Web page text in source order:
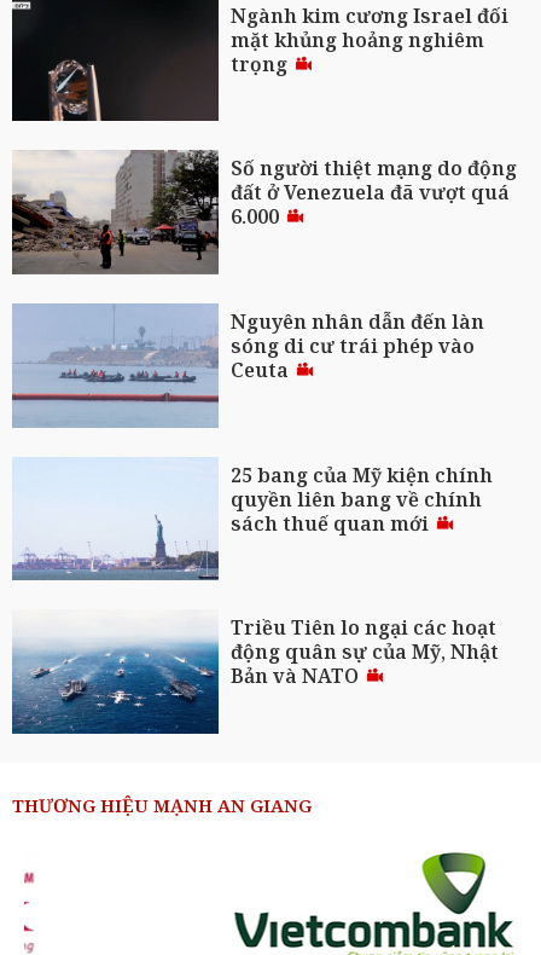
Ngành kim cương Israel đối
mặt khủng hoảng nghiêm
trọng
Số người thiệt mạng do động
đất ở Venezuela đã vượt quá
6.000
Nguyên nhân dẫn đến làn
sóng di cư trái phép vào
Ceuta
25 bang của Mỹ kiện chính
quyền liên bang về chính
sách thuế quan mới
Triều Tiên lo ngại các hoạt
động quân sự của Mỹ, Nhật
Bản và NATO
THƯƠNG HIỆU MẠNH AN GIANG